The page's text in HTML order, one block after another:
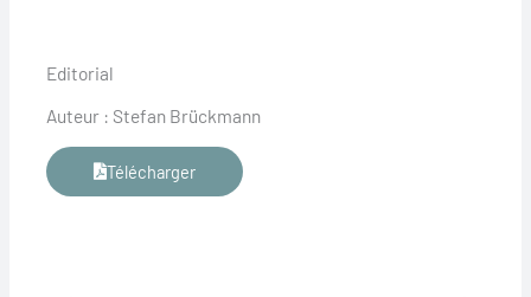
Editorial
Auteur : Stefan Brückmann
Télécharger